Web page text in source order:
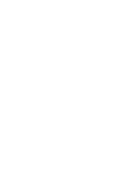
です。
ありません。
です。